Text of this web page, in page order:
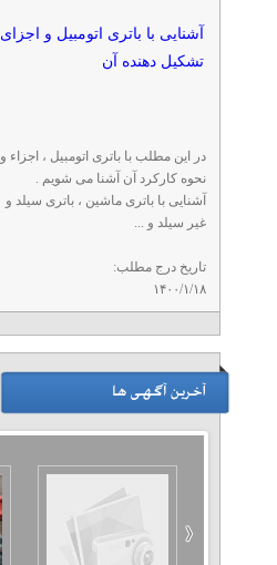
آشنایی با باتری اتومبیل و اجزای
تشکیل دهنده آن
در این مطلب با باتری اتومبیل ، اجزاء و
نحوه کارکرد آن آشنا می شویم .
آشنایی با باتری ماشین ، باتری سیلد و
غیر سیلد و ...
تاریخ درج مطلب:
۱۴۰۰/۱/۱۸